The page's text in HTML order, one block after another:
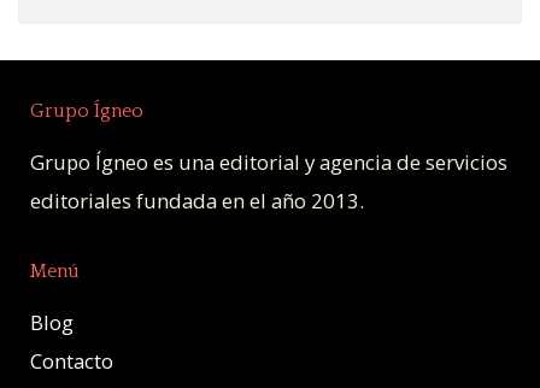
Grupo Ígneo
Grupo Ígneo es una editorial y agencia de servicios
editoriales fundada en el año 2013.
Menú
Blog
Contacto